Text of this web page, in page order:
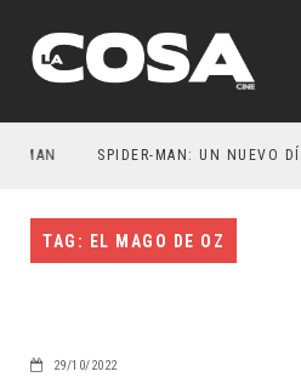
SPIDER-MAN: UN NUEVO
TAG: EL MAGO DE OZ
29/10/2022